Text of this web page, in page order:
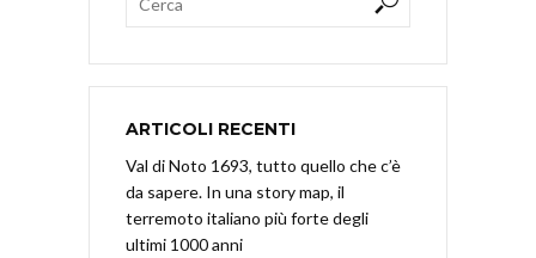
ARTICOLI RECENTI
Val di Noto 1693, tutto quello che c’è
da sapere. In una story map, il
terremoto italiano più forte degli
ultimi 1000 anni